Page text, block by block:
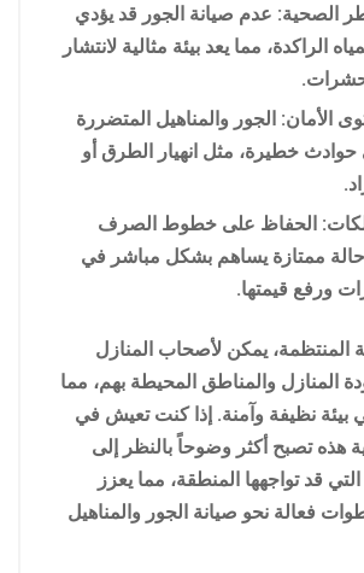
الصحية: عدم صيانة الجور قد يؤدي
الراكدة، مما يعد بيئة مثالية لانتشار
الأمان: الجور والمناهيل المتضررة
حوادث خطيرة، مثل انهيار الطرق أو
الحفاظ على خطوط الصرف
ممتازة يساهم بشكل مباشر في
ورفع قيمتها.
المنتظمة، يمكن لأصحاب المنازل
المنازل والمناطق المحيطة بهم، مما
نظيفة وآمنة. إذا كنت تعيش في
هذه تصبح أكثر وضوحاً بالنظر إلى
التي قد تواجهها المنطقة، مما يعزز
فعالة نحو صيانة الجور والمناهيل